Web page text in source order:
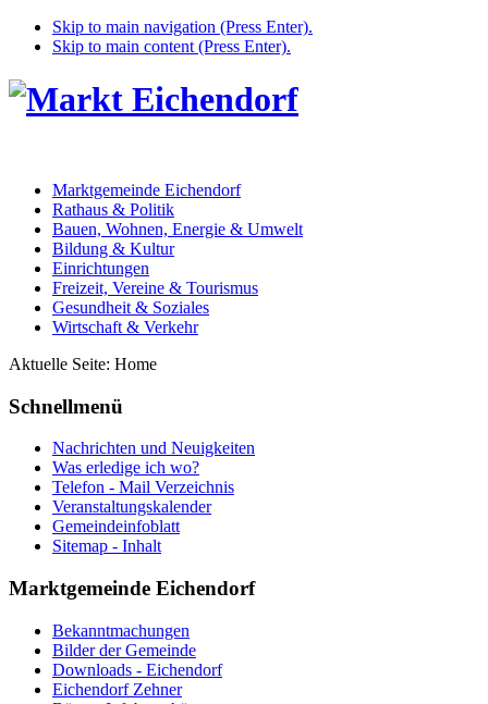
Skip to main navigation (Press Enter).
Skip to main content (Press Enter).
Marktgemeinde Eichendorf
Rathaus & Politik
Bauen, Wohnen, Energie & Umwelt
Bildung & Kultur
Einrichtungen
Freizeit, Vereine & Tourismus
Gesundheit & Soziales
Wirtschaft & Verkehr
Aktuelle Seite: Home
Schnellmenü
Nachrichten und Neuigkeiten
Was erledige ich wo?
Telefon - Mail Verzeichnis
Veranstaltungskalender
Gemeindeinfoblatt
Sitemap - Inhalt
Marktgemeinde Eichendorf
Bekanntmachungen
Bilder der Gemeinde
Downloads - Eichendorf
Eichendorf Zehner